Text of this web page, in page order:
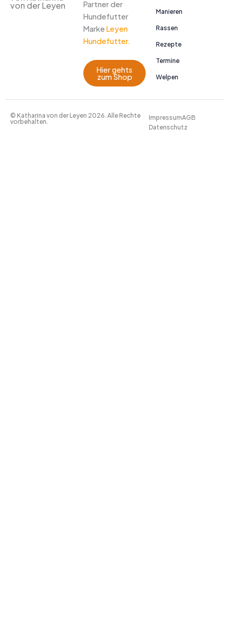
von der Leyen
Partner der
Hundefutter
Marke Leyen
Hundefutter.
Hier gehts
zum Shop
Manieren
Rassen
Rezepte
Termine
Welpen
© Katharina von der Leyen 2026. Alle Rechte
vorbehalten.
ImpressumAGB
Datenschutz